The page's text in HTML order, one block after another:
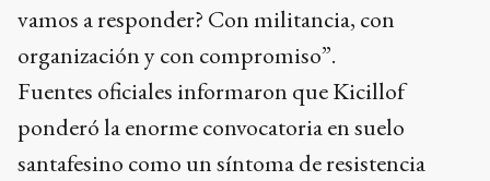
vamos a responder? Con militancia, con
organización y con compromiso”.
Fuentes oficiales informaron que Kicillof
ponderó la enorme convocatoria en suelo
santafesino como un síntoma de resistencia